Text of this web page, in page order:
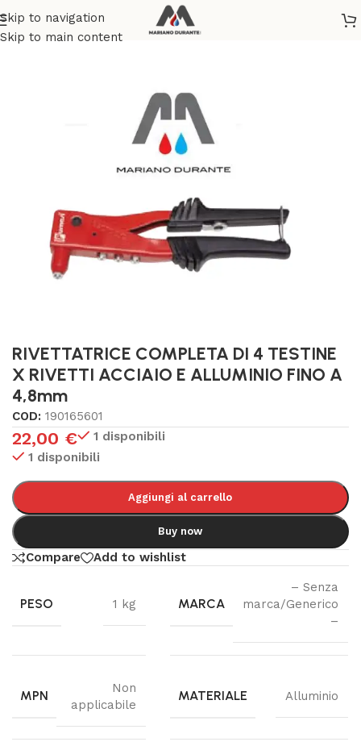
Skip to navigation
Skip to main content
Home/BRICOLAGE E FAI DA TE
RIVETTATRICE COMPLETA DI 4 TESTINE
X RIVETTI ACCIAIO E ALLUMINIO FINO A
4,8mm
COD: 190165601
22,00 €
1 disponibili
1 disponibili
Aggiungi al carrello
Buy now
Compare Add to wishlist
PESO 1 kg MARCA
– Senza
marca/Generico
–
MPN
Non
applicabile
MATERIALE Alluminio